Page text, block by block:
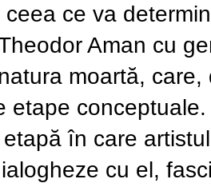
ceea ce va
Aman cu
moartă,
etape
în care
cu el,